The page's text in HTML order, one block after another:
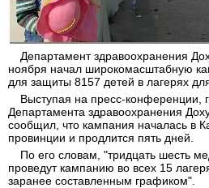
Департамент здравоохранения
ноября начал широкомасштабную
для защиты 8157 детей в лагерях
Выступая на пресс-конференции,
Департамента здравоохранения
сообщил, что кампания началась в
провинции и продлится пять дней.
По его словам, "тридцать шесть
проведут кампанию во всех 15
заранее составленным графиком".